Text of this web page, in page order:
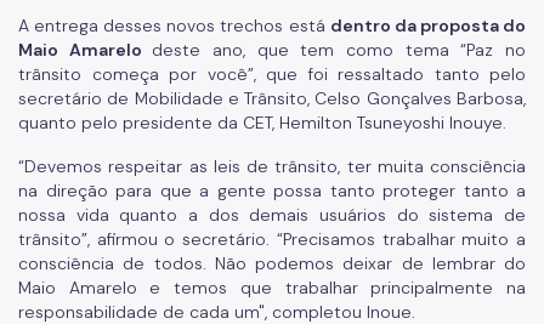
A entrega desses novos trechos está dentro da proposta do
Maio Amarelo deste ano, que tem como tema “Paz no
trânsito começa por você”, que foi ressaltado tanto pelo
secretário de Mobilidade e Trânsito, Celso Gonçalves Barbosa,
quanto pelo presidente da CET, Hemilton Tsuneyoshi Inouye.
“Devemos respeitar as leis de trânsito, ter muita consciência
na direção para que a gente possa tanto proteger tanto a
nossa vida quanto a dos demais usuários do sistema de
trânsito”, afirmou o secretário. “Precisamos trabalhar muito a
consciência de todos. Não podemos deixar de lembrar do
Maio Amarelo e temos que trabalhar principalmente na
responsabilidade de cada um", completou Inoue.